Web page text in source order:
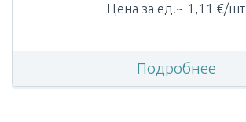
Цена за ед.~ 1,11 €/шт
Подробнее